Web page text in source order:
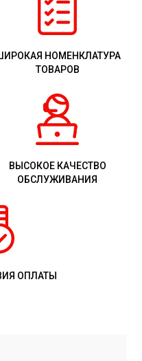
НОМЕНКЛАТУРА
ТОВАРОВ
ВЫСОКОЕ КАЧЕСТВО
ОБСЛУЖИВАНИЯ
ОПЛАТЫ